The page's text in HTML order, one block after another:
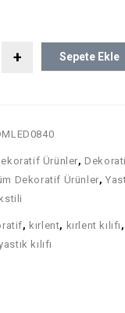
Sepete Ekle
Ürünler,
Dekoratif Ürünler,
, kırlent, kırlent kılıfı ,
kılıfı